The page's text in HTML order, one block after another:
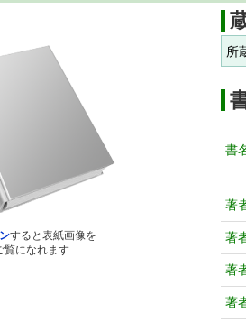
すると表紙画像を
覧になれます
所
書
著
著
著
著